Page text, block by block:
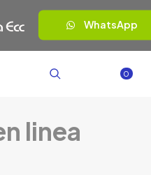
WhatsApp
0
linea